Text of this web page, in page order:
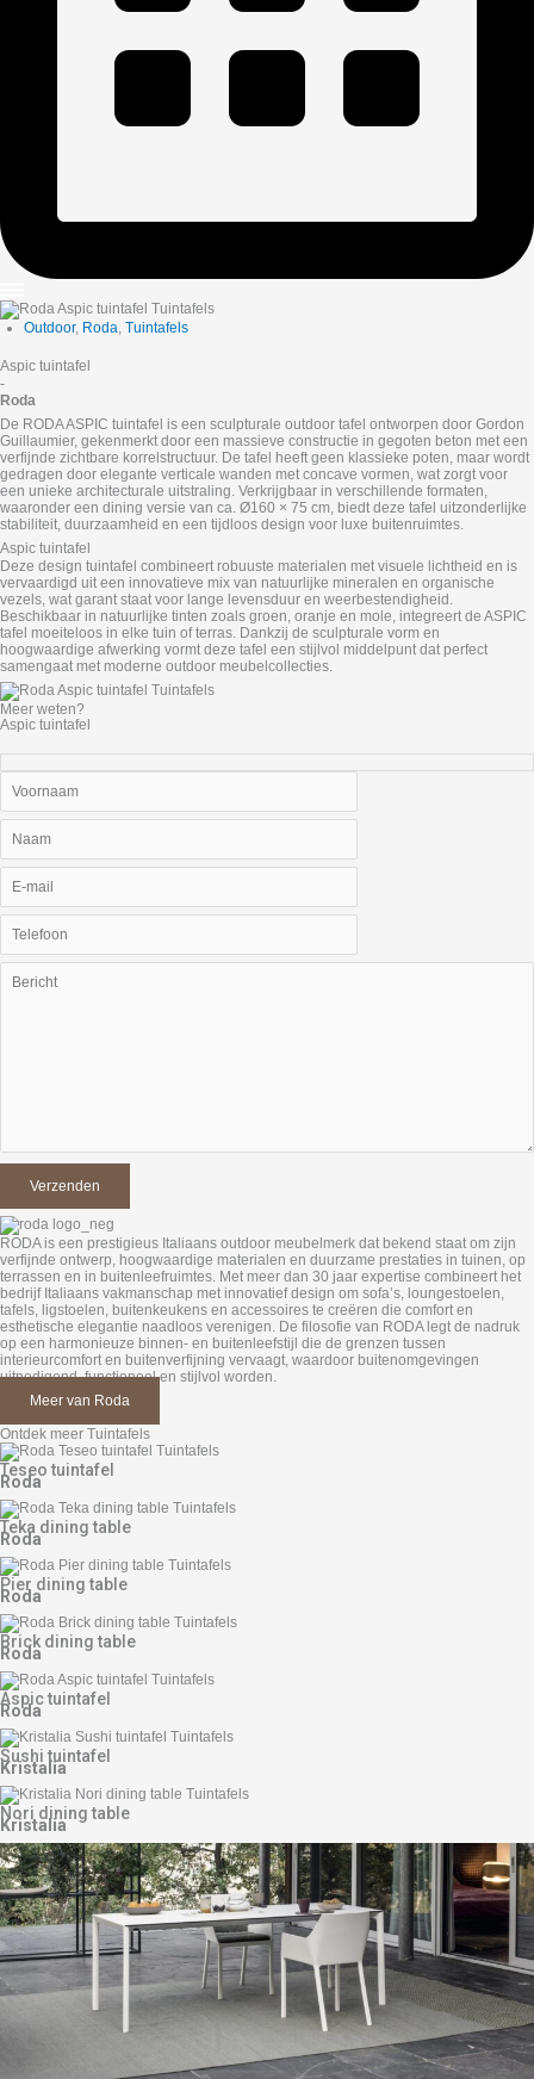
Outdoor, Roda, Tuintafels
Aspic tuintafel
-
Roda
De RODA ASPIC tuintafel is een sculpturale outdoor tafel ontworpen door Gordon
Guillaumier, gekenmerkt door een massieve constructie in gegoten beton met een
verfijnde zichtbare korrelstructuur. De tafel heeft geen klassieke poten, maar wordt
gedragen door elegante verticale wanden met concave vormen, wat zorgt voor
een unieke architecturale uitstraling. Verkrijgbaar in verschillende formaten,
waaronder een dining versie van ca. Ø160 × 75 cm, biedt deze tafel uitzonderlijke
stabiliteit, duurzaamheid en een tijdloos design voor luxe buitenruimtes.
Aspic tuintafel
Deze design tuintafel combineert robuuste materialen met visuele lichtheid en is
vervaardigd uit een innovatieve mix van natuurlijke mineralen en organische
vezels, wat garant staat voor lange levensduur en weerbestendigheid.
Beschikbaar in natuurlijke tinten zoals groen, oranje en mole, integreert de ASPIC
tafel moeiteloos in elke tuin of terras. Dankzij de sculpturale vorm en
hoogwaardige afwerking vormt deze tafel een stijlvol middelpunt dat perfect
samengaat met moderne outdoor meubelcollecties.
Meer weten?
Aspic tuintafel
RODA is een prestigieus Italiaans outdoor meubelmerk dat bekend staat om zijn
verfijnde ontwerp, hoogwaardige materialen en duurzame prestaties in tuinen, op
terrassen en in buitenleefruimtes. Met meer dan 30 jaar expertise combineert het
bedrijf Italiaans vakmanschap met innovatief design om sofa’s, loungestoelen,
tafels, ligstoelen, buitenkeukens en accessoires te creëren die comfort en
esthetische elegantie naadloos verenigen. De filosofie van RODA legt de nadruk
op een harmonieuze binnen- en buitenleefstijl die de grenzen tussen
interieurcomfort en buitenverfijning vervaagt, waardoor buitenomgevingen
uitnodigend, functioneel en stijlvol worden.
Meer van Roda
Ontdek meer Tuintafels
Teseo tuintafel
Roda
Teka dining table
Roda
Pier dining table
Roda
Brick dining table
Roda
Aspic tuintafel
Roda
Sushi tuintafel
Kristalia
Nori dining table
Kristalia